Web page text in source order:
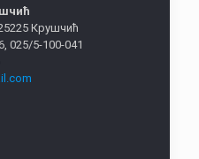
Крушчић
025/5-100-041